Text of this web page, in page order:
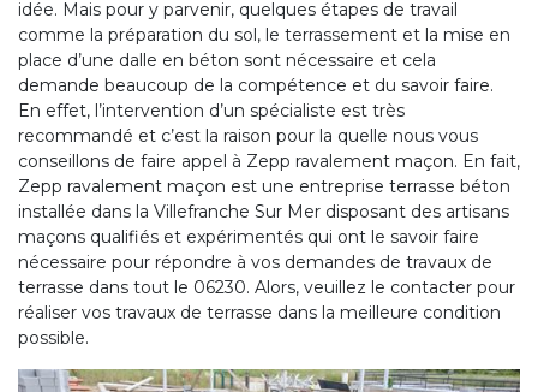
idée. Mais pour y parvenir, quelques étapes de travail
comme la préparation du sol, le terrassement et la mise en
place d’une dalle en béton sont nécessaire et cela
demande beaucoup de la compétence et du savoir faire.
En effet, l’intervention d’un spécialiste est très
recommandé et c’est la raison pour la quelle nous vous
conseillons de faire appel à Zepp ravalement maçon. En fait,
Zepp ravalement maçon est une entreprise terrasse béton
installée dans la Villefranche Sur Mer disposant des artisans
maçons qualifiés et expérimentés qui ont le savoir faire
nécessaire pour répondre à vos demandes de travaux de
terrasse dans tout le 06230. Alors, veuillez le contacter pour
réaliser vos travaux de terrasse dans la meilleure condition
possible.